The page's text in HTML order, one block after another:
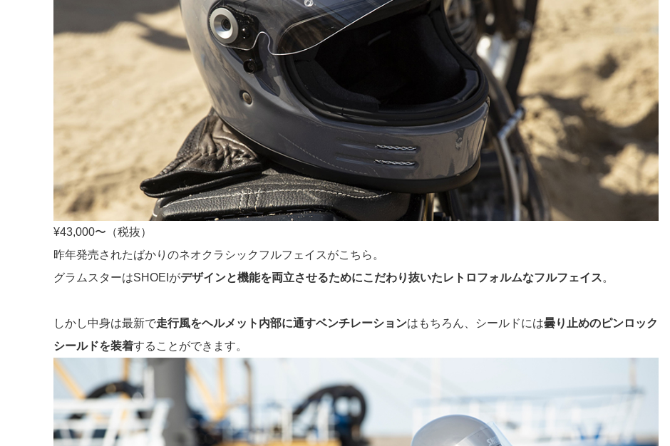
¥43,000〜（税抜）
昨年発売されたばかりのネオクラシックフルフェイスがこちら。
グラムスターはSHOEIがデザインと機能を両立させるためにこだわり抜いたレトロフォルムなフルフェイス。
しかし中身は最新で走行風をヘルメット内部に通すベンチレーションはもちろん、シールドには曇り止めのピンロック
シールドを装着することができます。